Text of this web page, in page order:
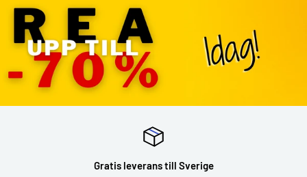
Gratis leverans till Sverige